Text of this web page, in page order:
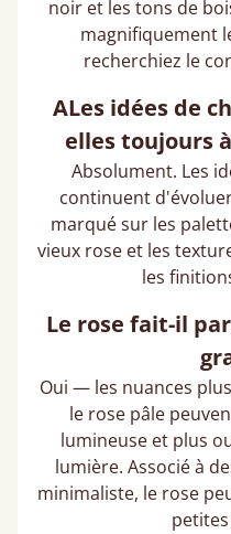
noir et les tons de
magnifiquement
recherchiez le
ALes idées de
elles toujours
Absolument. Les
continuent
marqué sur les
vieux rose et les
les
Le rose fait-il
Oui — les nuances
le rose pâle
lumineuse et plus
lumière. Associé à
minimaliste, le rose